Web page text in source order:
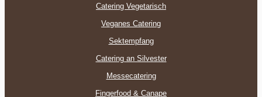
Catering Vegetarisch
Veganes Catering
Sektempfang
Catering an Silvester
Messecatering
Fingerfood & Canape